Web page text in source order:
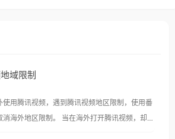
域限制
使用腾讯视频，遇到腾讯视频地区限制，使用番
地区限制。 当在海外打开腾讯视频，却突